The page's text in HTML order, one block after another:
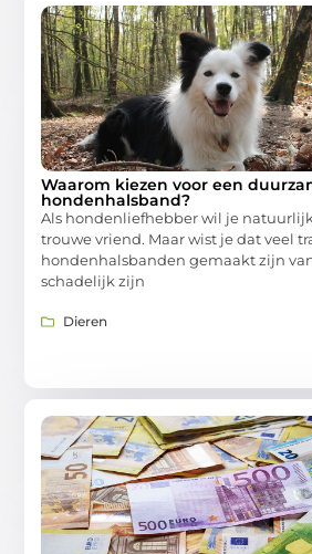
Waarom kiezen voor een
hondenhalsband?
Als hondenliefhebber wil je
trouwe vriend. Maar wist je dat veel
hondenhalsbanden gemaakt zijn
schadelijk zijn
Dieren